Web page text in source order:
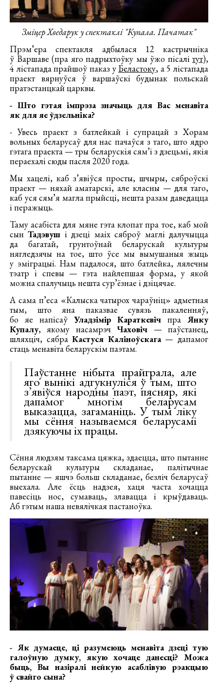
Зміцер Хведарук у спектаклі "Купала. Пачатак"
Прэм’ера спектакля адбылася 12 кастрычніка
ў Варшаве (пра яго падрыхтоўку мы ўжо пісалі тут),
4 лістапада прайшоў паказ уБеластоку, а 5 лістапада
праект вярнуўся ў варшаўскі будынак польскай
пратэстанцкай царквы.
- Што гэтая імпрэза значыць для Вас менавіта
як для яе ўдзельніка?
- Увесь праект з батлейкай і супрацай з Хорам
вольных беларусаў для нас пачаўся з таго, што ядро
гэтага праекта — тры беларускія сям’і з дзецьмі, якія
пераехалі сюды пасля 2020 года.
Мы хацелі, каб з’явіўся просты, шчыры, сяброўскі
праект — няхай аматарскі, але класны — для таго,
каб уся сям’я магла прыйсці, нешта разам даведацца
і перажыць.
Таму асабіста для мяне гэта клопат пра тое, каб мой
сынТадэвуш і дзеці маіх сяброў маглі далучыцца
да багатай, грунтоўнай беларускай культуры
нягледзячы на тое, што ўсе мы вымушаныя жыць
у эміграцыі. Нам падалося, што батлейка, лялечны
тэатр і спевы — гэта найлепшая форма, у якой
можна спалучыць нешта сур’ёзнае і дзіцячае.
А сама п’еса «Калыска чатырох чараўніц» адметная
тым, што яна паказвае сувязь пакаленняў,
бо яе напісаў Уладзімір Караткевіч праЯнку
Купалу, якому насамрэчЧаховіч — паўстанец,
шляхціч, сябраКастуся Каліноўскага— дапамог
стаць менавіта беларускім паэтам.
Паўстанне нібыта прайграла, але
яго вынікі адгукнуліся ў тым, што
з’явіўся народны паэт, пясняр, які
дапамог многім беларусам
выказацца, загаманіць. У тым ліку
мы сёння называемся беларусамі
дзякуючы іх працы.
Сёння людзям таксама цяжка, здаецца, што пытанне
беларускай культуры складанае, палітычнае
пытанне — яшчэ больш складанае, безліч беларусаў
выехала. Але ёсць надзея, хаця часта хочацца
павесіць нос, сумаваць, злавацца і крыўдаваць.
Аб гэтым наша невялічкая пастаноўка.
- Як думаеце, ці разумеюць менавіта дзеці тую
галоўную думку, якую хочаце данесці? Можа
быць, Вы назіралі нейкую асаблівую рэакцыю
ў свайго сына?